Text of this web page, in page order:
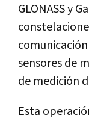
GLONASS y
sensores de
de medición
Esta